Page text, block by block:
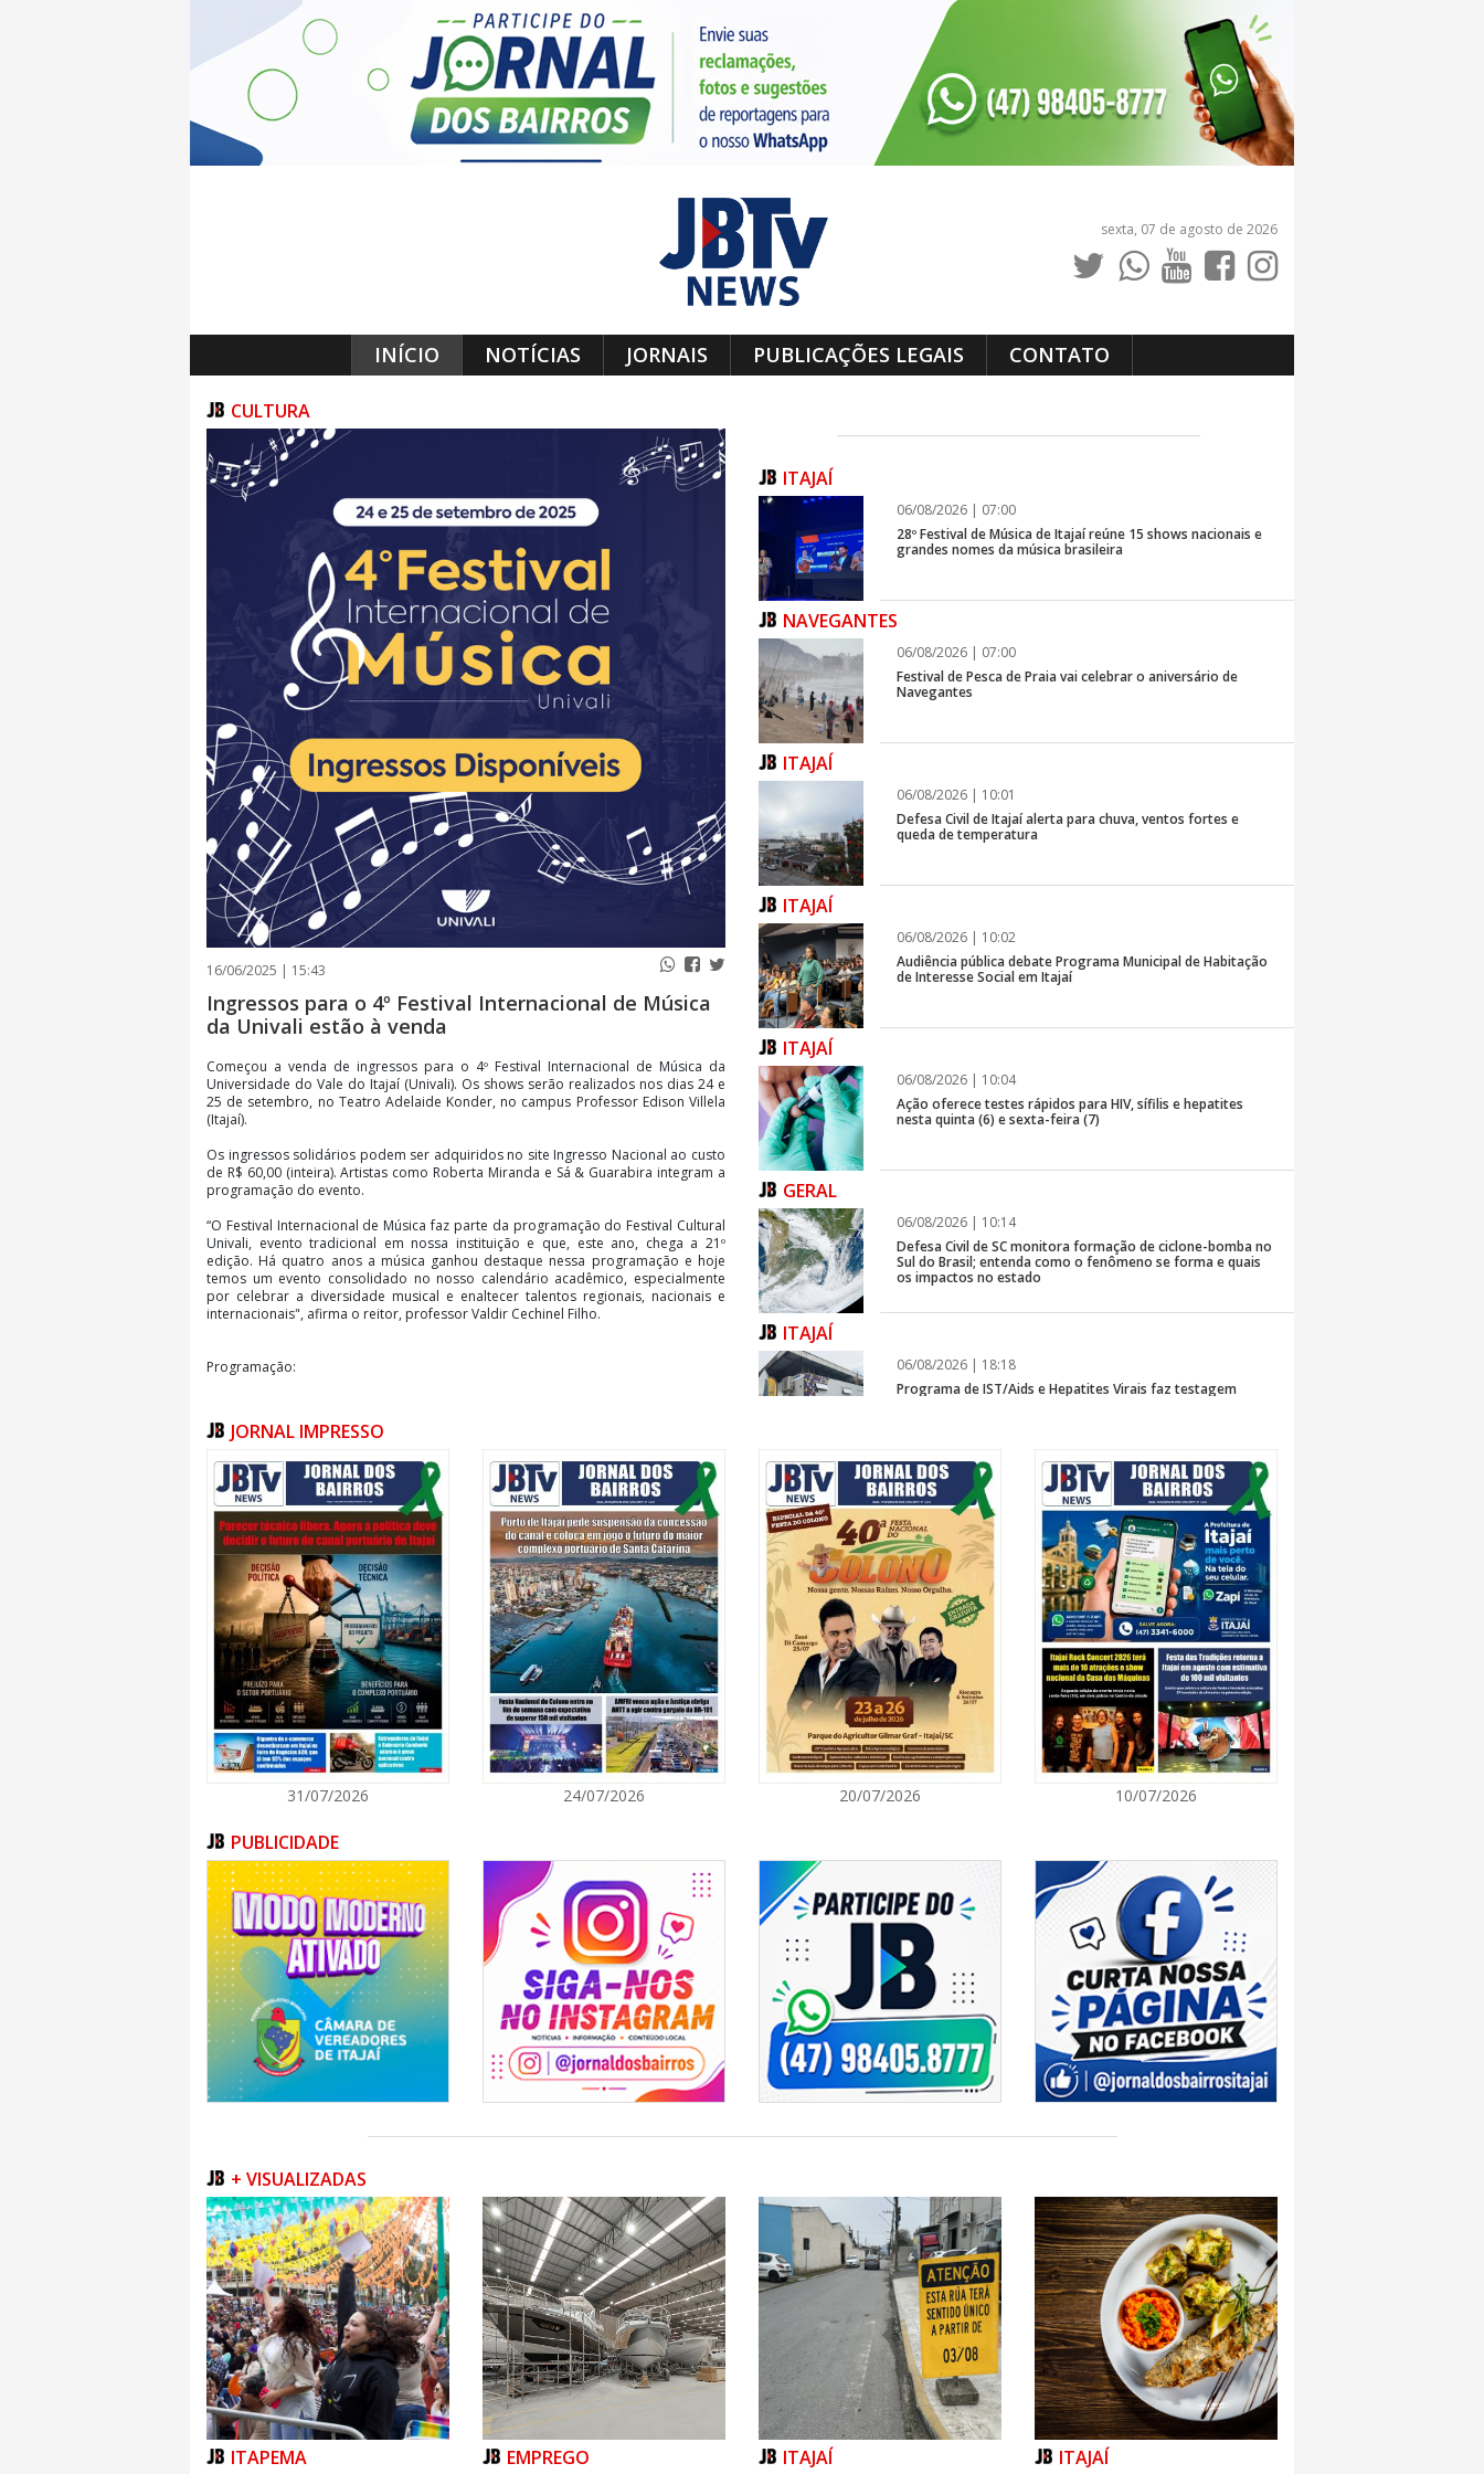
sexta, 07 de agosto de 2026
INÍCIO NOTÍCIAS JORNAIS PUBLICAÇÕES LEGAIS CONTATO
CULTURA
16/06/2025 | 15:43
Ingressos para o 4º Festival Internacional de Música
da Univali estão à venda
​​Começou a venda de ingressos para o 4º Festival Internacional de Música da
Universidade do Vale do Itajaí (Univali). Os shows serão realizados nos dias 24 e
25 de setembro, no Teatro Adelaide Konder, no campus Professor Edison Villela
(Itajaí).
Os ingressos solidários podem ser adquiridos no site Ingresso Nacional ao custo
de R$ 60,00 (inteira). Artistas como Roberta Miranda e Sá & Guarabira integram a
programação do evento.
“O Festival Internacional de Música faz parte da programação do Festival Cultural
Univali, evento tradicional em nossa instituição e que, este ano, chega a 21º
edição. Há quatro anos a música ganhou destaque nessa programação e hoje
temos um evento consolidado no nosso calendário acadêmico, especialmente
por celebrar a diversidade musical e enaltecer talentos regionais, nacionais e
internacionais", afirma o reitor, professor Valdir Cechinel Filho.
Programação:
Juliana Montoya
Mariana & Javier (Argentina)
Max Gasperazzo
Roberta Miranda
​25 de setembro
Isabela Fogaça
Banda Polifônica
Janine Helene (Austrália) e Guinha Ramires
Sá & Guarabira
ITAJAÍ
06/08/2026 | 07:00
28º Festival de Música de Itajaí reúne 15 shows nacionais e
grandes nomes da música brasileira
NAVEGANTES
06/08/2026 | 07:00
Festival de Pesca de Praia vai celebrar o aniversário de
Navegantes
ITAJAÍ
06/08/2026 | 10:01
Defesa Civil de Itajaí alerta para chuva, ventos fortes e
queda de temperatura
ITAJAÍ
06/08/2026 | 10:02
Audiência pública debate Programa Municipal de Habitação
de Interesse Social em Itajaí
ITAJAÍ
06/08/2026 | 10:04
Ação oferece testes rápidos para HIV, sífilis e hepatites
nesta quinta (6) e sexta-feira (7)
GERAL
06/08/2026 | 10:14
Defesa Civil de SC monitora formação de ciclone-bomba no
Sul do Brasil; entenda como o fenômeno se forma e quais
os impactos no estado
ITAJAÍ
06/08/2026 | 18:18
Programa de IST/Aids e Hepatites Virais faz testagem
GERAL
06/08/2026 | 18:28
Ciclone-bomba se forma sobre o oceano, mas Santa
Catarina terá impactos provocados pela frente fria e pelo
vento Sul
ITAPEMA
06/08/2026 | 07:00
Secretaria de Cultura retoma oficinas culturais com diversas
modalidades para a comunidade
BALNEÁRIO CAMBORIÚ
06/08/2026 | 07:00
CAMBORIÚ
06/08/2026 | 07:00
Camboriú: exposição de arte transforma o Paço Municipal
em um espaço de cultura
JORNAL IMPRESSO
31/07/2026 24/07/2026 20/07/2026 10/07/2026
PUBLICIDADE
+ VISUALIZADAS
ITAPEMA EMPREGO ITAJAÍ ITAJAÍ